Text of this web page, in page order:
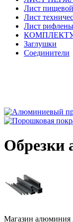
Лист пищевой
Лист
Лист
Заглушки
Соединители
Обрезки
Магазин алюминия